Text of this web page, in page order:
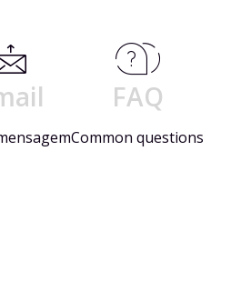
FAQ
Common questions